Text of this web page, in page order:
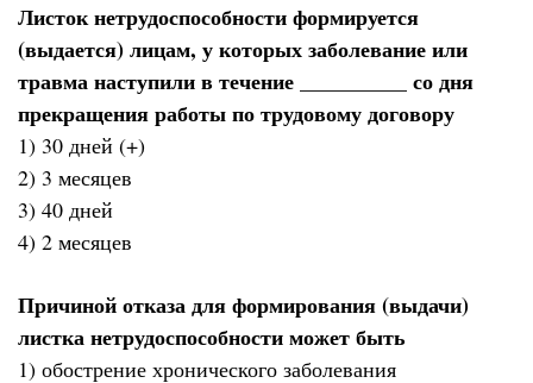
Листок нетрудоспособности формируется
(выдается) лицам, у которых заболевание или
травма наступили в течение __________ со дня
прекращения работы по трудовому договору
1) 30 дней (+)
2) 3 месяцев
3) 40 дней
4) 2 месяцев
Причиной отказа для формирования (выдачи)
листка нетрудоспособности может быть
1) обострение хронического заболевания